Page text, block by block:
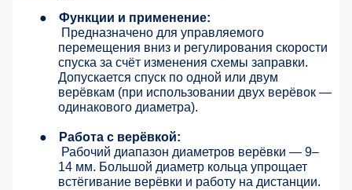
●
Функции и применение:
Предназначено для управляемого
перемещения вниз и регулирования скорости
спуска за счёт изменения схемы заправки.
Допускается спуск по одной или двум
верёвкам (при использовании двух верёвок —
одинакового диаметра).
●
Работа с верёвкой:
Рабочий диапазон диаметров верёвки — 9–
14 мм. Большой диаметр кольца упрощает
встёгивание верёвки и работу на дистанции.